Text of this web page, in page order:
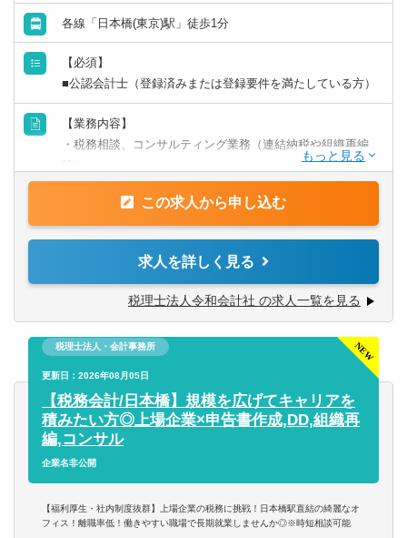
各線「日本橋(東京)駅」徒歩1分
【必須】
■公認会計士（登録済みまたは登録要件を満たしている方）
【業務内容】
・税務相談、コンサルティング業務（連結納税や組織再編
・税金計算
・各種税務申告書作成
・年末調整、確定申告業務
・M＆A業務（税務DD等）
様々な企業の税務業務を通し幅広い経験が積めます。
※税務関連の業務100％となります。
【同社で働くポイント】
・大手・上場企業の税務を経験することができます。
・一部ではなくクライアントの税務に一環して携わること
ができます。
この求人から申し込む
求人を詳しく見る
税理士法人令和会計社 の求人一覧を見る
税理士法人・会計事務所
更新日：2026年08月05日
【税務会計/日本橋】規模を広げてキャリアを
積みたい方◎上場企業×申告書作成,DD,組織再
編,コンサル
企業名非公開
【福利厚生・社内制度抜群】上場企業の税務に挑戦！日本橋駅直結の綺麗なオ
フィス！離職率低！働きやすい職場で長期就業しませんか◎※時短相談可能
その他語学を活かす